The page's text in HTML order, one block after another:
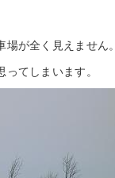
が全く見えません。
てしまいます。